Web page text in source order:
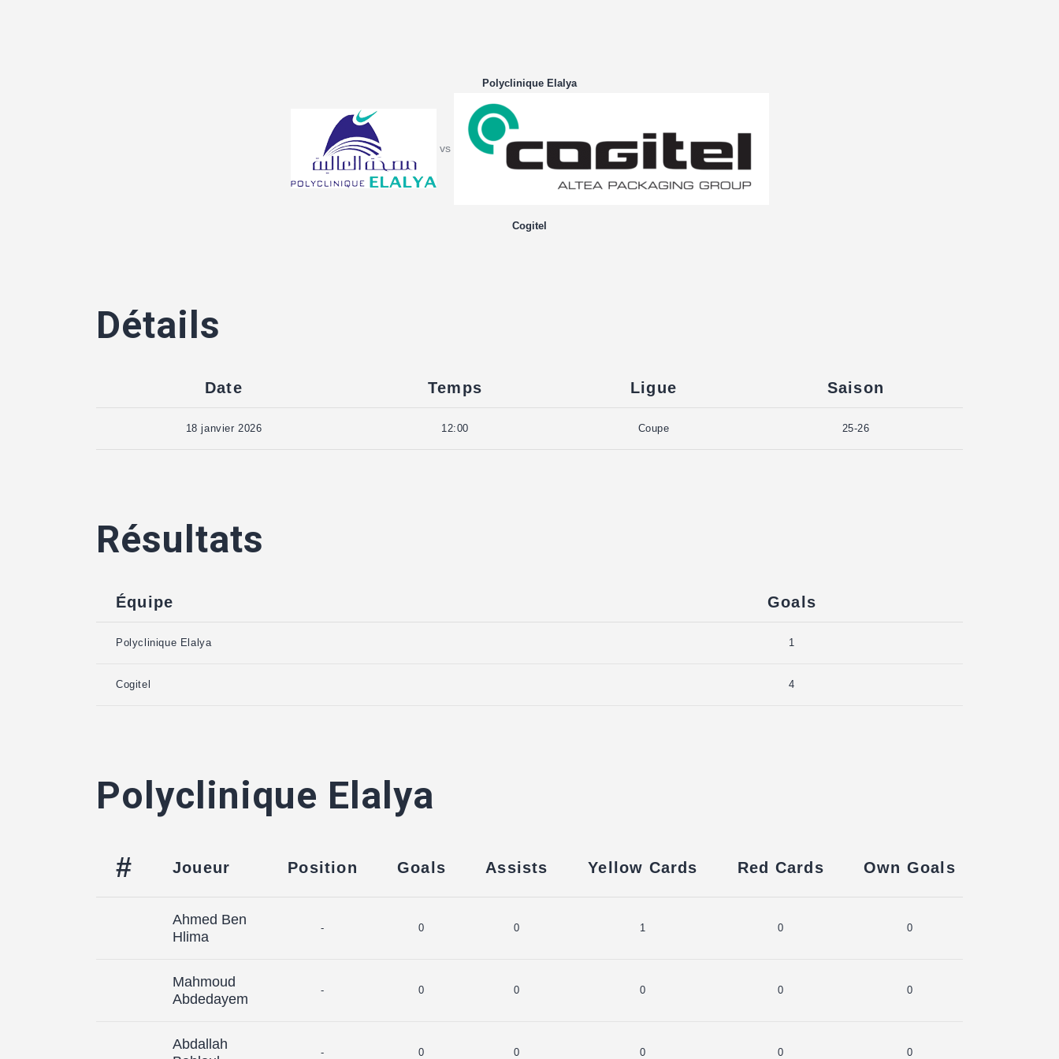
Polyclinique Elalya
vs
Cogitel
Détails
Date Temps Ligue Saison
18 janvier 2026 12:00 Coupe 25-26
Résultats
Équipe Goals
Polyclinique Elalya 1
Cogitel 4
Polyclinique Elalya
# Joueur Position Goals Assists Yellow Cards Red Cards Own Goals
Ahmed Ben
Hlima
- 0 0 1 0 0
Mahmoud
Abdedayem
- 0 0 0 0 0
Abdallah
- 0 0 0 0 0